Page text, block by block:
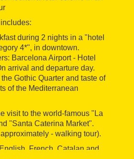
during 2 nights in a "hotel
4*", in downtown.
Barcelona Airport - Hotel
arrival and departure day.
Gothic Quarter and taste of
of the Mediterranean
visit to the world-famous "La
"Santa Caterina Market".
- walking tour).
French, Catalan and